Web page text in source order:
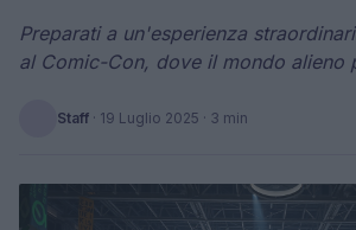
Preparati a un'esperienza
al Comic-Con, dove il mondo alieno
Staff · 19 Luglio 2025 · 3 min